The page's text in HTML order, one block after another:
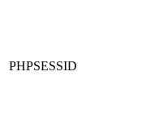
PHPSESSID